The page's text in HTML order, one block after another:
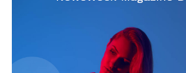
마이페이지